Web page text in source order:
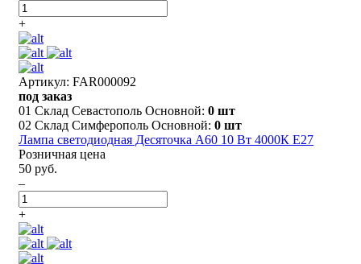
+
Артикул: FAR000092
под заказ
01 Склад Севастополь Основной: 0 шт
02 Склад Симферополь Основной: 0 шт
Лампа светодиодная Деcяточка А60 10 Вт 4000К Е27
Розничная цена
50 руб.
–
+